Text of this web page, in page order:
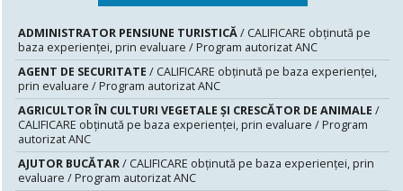
ADMINISTRATOR PENSIUNE TURISTICĂ/ CALIFICARE obținută pe
baza experienței, prin evaluare / Program autorizat ANC
AGENT DE SECURITATE / CALIFICARE obținută pe baza experienței,
prin evaluare / Program autorizat ANC
AGRICULTOR ÎN CULTURI VEGETALE ȘI CRESCĂTOR DE ANIMALE /
CALIFICARE obținută pe baza experienței, prin evaluare / Program
autorizat ANC
AJUTOR BUCĂTAR/ CALIFICARE obținută pe baza experienței, prin
evaluare / Program autorizat ANC